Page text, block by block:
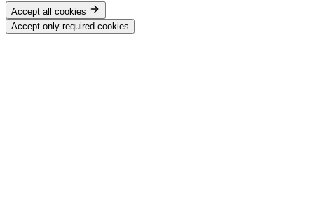
Accept all cookies
Accept only required cookies